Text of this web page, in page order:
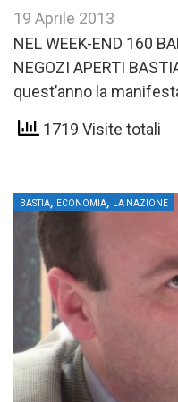
19 Aprile 2013
NEL WEEK-END 160
NEGOZI APERTI
quest’anno la
primavera» punta ad
1719 Visite totali
BASTIA, ECONOMIA, LA NAZIONE